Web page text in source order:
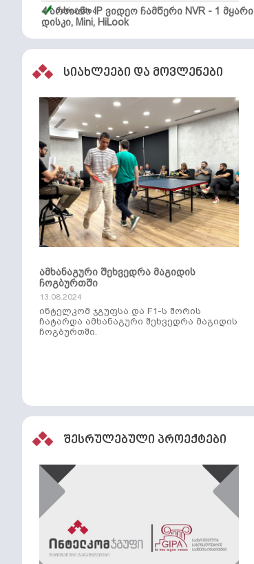
4 არხიანი IP ვიდეო ჩამწერი NVR - 1 მყარი
დისკი, Mini, HiLook
მარაგშია
სიახლეები და მოვლენები
ამხანაგური შეხვედრა მაგიდის
ჩოგბურთში
13.08.2024
ინტელკომ ჯგუფსა და F1-ს შორის
ჩატარდა ამხანაგური შეხვედრა მაგიდის
ჩოგბურთში.
შესრულებული პროექტები